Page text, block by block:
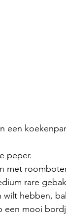
een
peper.
met
rare
hebben,
een mooi